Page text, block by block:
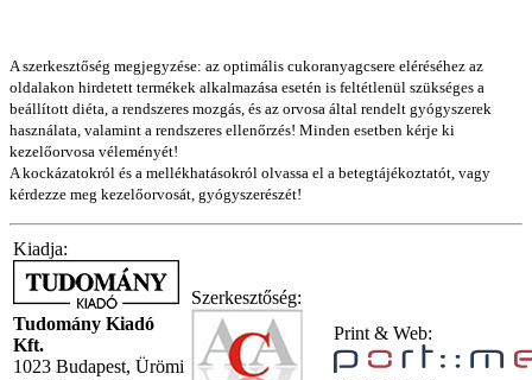
A szerkesztőség megjegyzése: az optimális cukoranyagcsere eléréséhez az
oldalakon hirdetett termékek alkalmazása esetén is feltétlenül szükséges a
beállított diéta, a rendszeres mozgás, és az orvosa által rendelt gyógyszerek
használata, valamint a rendszeres ellenőrzés! Minden esetben kérje ki
kezelőorvosa véleményét!
A kockázatokról és a mellékhatásokról olvassa el a betegtájékoztatót, vagy
kérdezze meg kezelőorvosát, gyógyszerészét!
Kiadja:
Tudomány Kiadó
Kft.
1023 Budapest, Ürömi
Szerkesztőség:
Print & Web: